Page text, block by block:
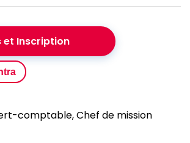
et Inscription
comptable, Chef de mission